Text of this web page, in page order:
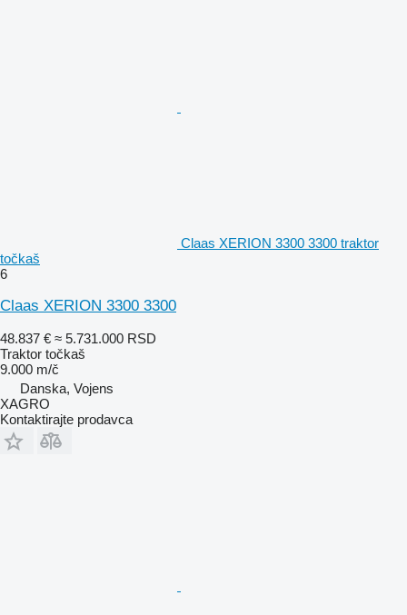
Claas XERION 3300 3300 traktor
točkaš
6
Claas XERION 3300 3300
48.837 € ≈ 5.731.000 RSD
Traktor točkaš
9.000 m/č
Danska, Vojens
XAGRO
Kontaktirajte prodavca